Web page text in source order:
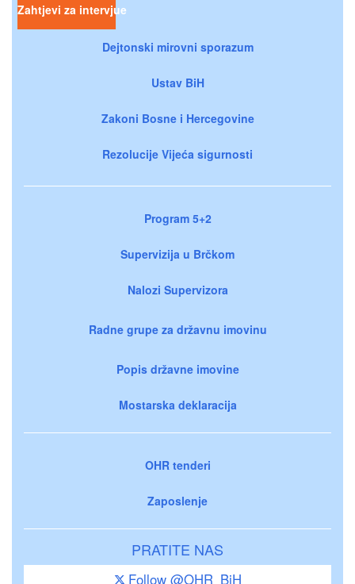
Zahtjevi za intervjue
Dejtonski mirovni sporazum
Ustav BiH
Zakoni Bosne i Hercegovine
Rezolucije Vijeća sigurnosti
Program 5+2
Supervizija u Brčkom
Nalozi Supervizora
Radne grupe za državnu imovinu
Popis državne imovine
Mostarska deklaracija
OHR tenderi
Zaposlenje
PRATITE NAS
Follow @OHR_BiH